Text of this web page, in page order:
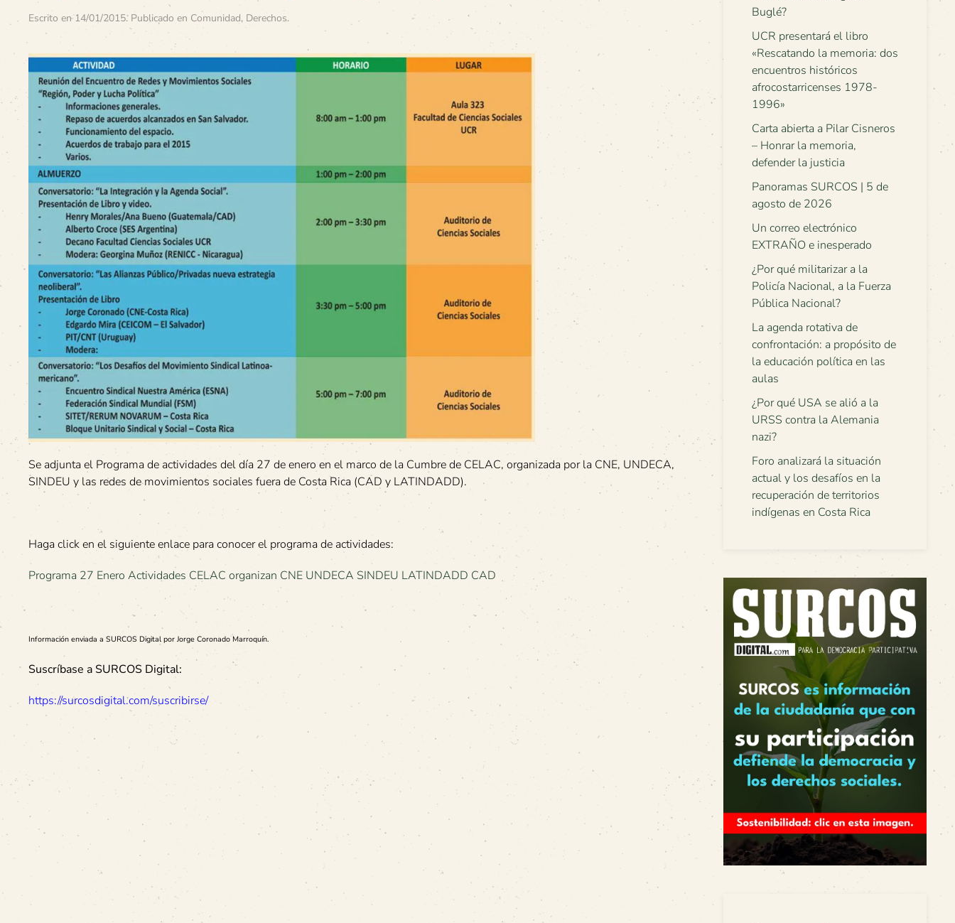
Escrito en14/01/2015. Publicado en Comunidad, Derechos.
Se adjunta el Programa de actividades del día 27 de enero en el marco de la Cumbre de CELAC, organizada por la CNE, UNDECA,
SINDEU y las redes de movimientos sociales fuera de Costa Rica (CAD y LATINDADD).
Haga click en el siguiente enlace para conocer el programa de actividades:
Programa 27 Enero Actividades CELAC organizan CNE UNDECA SINDEU LATINDADD CAD
Información enviada a SURCOS Digital por Jorge Coronado Marroquín.
Suscríbase a SURCOS Digital:
https://surcosdigital.com/suscribirse/
Buglé?
UCR presentará el libro
«Rescatando la memoria: dos
encuentros históricos
afrocostarricenses 1978-
1996»
Carta abierta a Pilar Cisneros
– Honrar la memoria,
defender la justicia
Panoramas SURCOS | 5 de
agosto de 2026
Un correo electrónico
EXTRAÑO e inesperado
¿Por qué militarizar a la
Policía Nacional, a la Fuerza
Pública Nacional?
La agenda rotativa de
confrontación: a propósito de
la educación política en las
aulas
¿Por qué USA se alió a la
URSS contra la Alemania
nazi?
Foro analizará la situación
actual y los desafíos en la
recuperación de territorios
indígenas en Costa Rica